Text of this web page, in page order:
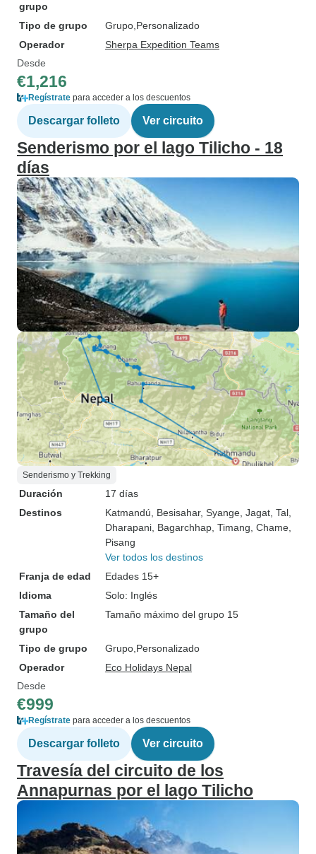
grupo
Tipo de grupo Grupo Personalizado
Operador
Sherpa Expedition Teams
Desde
€1,216
Regístrate para acceder a los descuentos
Descargar folleto Ver circuito
Senderismo por el lago Tilicho - 18
días
Senderismo y Trekking
Duración
17 días
Destinos
Katmandú , Besisahar, Syange , Jagat , Tal
Dharapani , Bagarchhap , Timang , Chame
Pisang
Ver todos los destinos
Franja de edad
Edades 15+
Idioma
Solo: Inglés
Tamaño del
grupo
Tamaño máximo del grupo 15
Tipo de grupo Grupo Personalizado
Operador
Eco Holidays Nepal
Desde
€999
Regístrate para acceder a los descuentos
Descargar folleto Ver circuito
Travesía del circuito de los
Annapurnas por el lago Tilicho